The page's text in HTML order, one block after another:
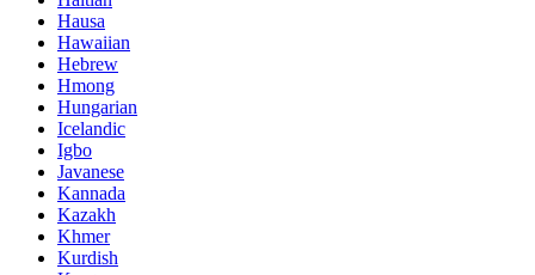
Hausa
Hawaiian
Hebrew
Hmong
Hungarian
Icelandic
Igbo
Javanese
Kannada
Kazakh
Khmer
Kurdish